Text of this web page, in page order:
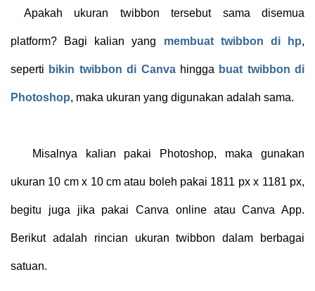
Apakah ukuran twibbon tersebut sama disemua
platform? Bagi kalian yang membuat twibbon di hp,
seperti bikin twibbon di Canvahingga buat twibbon di
Photoshop, maka ukuran yang digunakan adalah sama.
Misalnya kalian pakai Photoshop, maka gunakan
ukuran 10 cm x 10 cm atau boleh pakai 1811 px x 1181 px,
begitu juga jika pakai Canva online atau Canva App.
Berikut adalah rincian ukuran twibbon dalam berbagai
satuan.